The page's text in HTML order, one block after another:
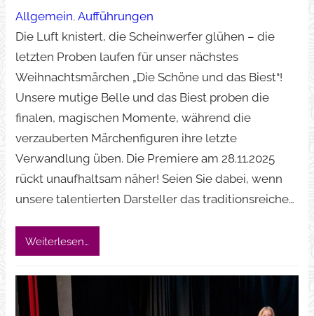
Allgemein, Aufführungen
Die Luft knistert, die Scheinwerfer glühen – die
letzten Proben laufen für unser nächstes
Weihnachtsmärchen „Die Schöne und das Biest“!
Unsere mutige Belle und das Biest proben die
finalen, magischen Momente, während die
verzauberten Märchenfiguren ihre letzte
Verwandlung üben. Die Premiere am 28.11.2025
rückt unaufhaltsam näher! Seien Sie dabei, wenn
unsere talentierten Darsteller das traditionsreiche…
Weiterlesen…